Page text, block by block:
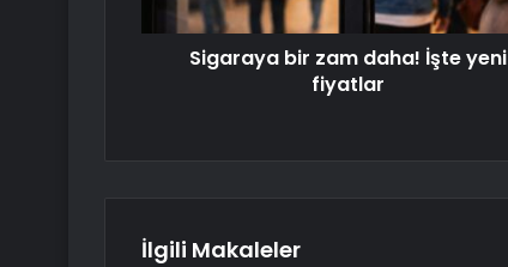
Sigaraya bir zam daha! İşte yeni
fiyatlar
İlgili Makaleler